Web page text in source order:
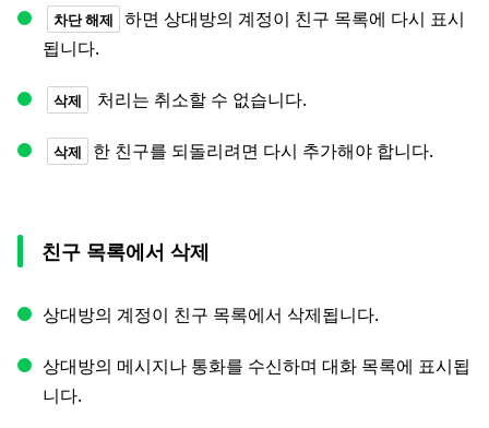
차단 해제
하면 상대방의 계정이 친구 목록에 다시 표시
됩니다.
삭제 처리는 취소할 수 없습니다.
삭제 한 친구를 되돌리려면 다시 추가해야 합니다.
친구 목록에서 삭제
상대방의 계정이 친구 목록에서 삭제됩니다.
상대방의 메시지나 통화를 수신하며 대화 목록에 표시됩
니다.